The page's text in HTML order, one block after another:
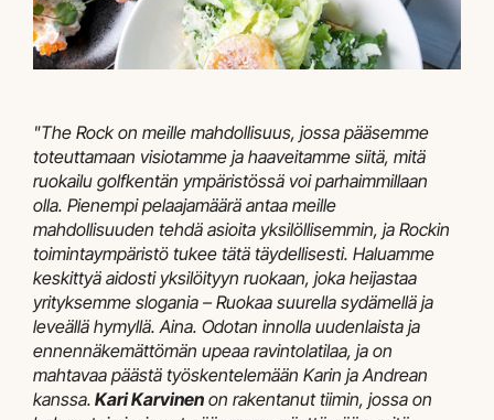
"The Rock on meille mahdollisuus, jossa pääsemme
toteuttamaan visiotamme ja haaveitamme siitä, mitä
ruokailu golfkentän ympäristössä voi parhaimmillaan
olla. Pienempi pelaajamäärä antaa meille
mahdollisuuden tehdä asioita yksilöllisemmin, ja Rockin
toimintaympäristö tukee tätä täydellisesti. Haluamme
keskittyä aidosti yksilöityyn ruokaan, joka heijastaa
yrityksemme slogania – Ruokaa suurella sydämellä ja
leveällä hymyllä. Aina. Odotan innolla uudenlaista ja
ennennäkemättömän upeaa ravintolatilaa, ja on
mahtavaa päästä työskentelemään Karin ja Andrean
kanssa. Kari Karvinen on rakentanut tiimin, jossa on